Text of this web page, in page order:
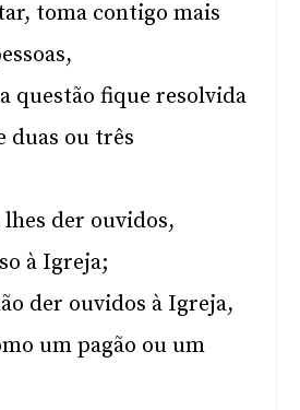
toma contigo mais
questão fique resolvida
duas ou três
lhes der ouvidos,
à Igreja;
der ouvidos à Igreja,
um pagão ou um